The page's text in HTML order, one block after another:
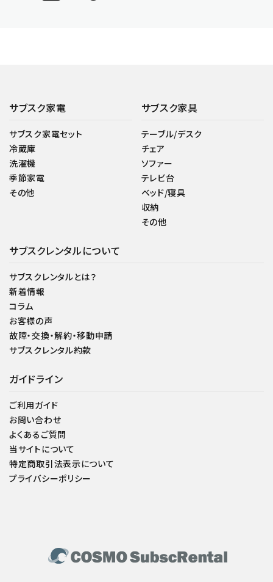
サブスク家電
サブスク家電セット
冷蔵庫
洗濯機
季節家電
その他
サブスク家具
テーブル/デスク
チェア
ソファー
テレビ台
ベッド/寝具
収納
その他
サブスクレンタルについて
サブスクレンタルとは？
新着情報
コラム
お客様の声
故障・交換・解約・移動申請
サブスクレンタル約款
ガイドライン
ご利用ガイド
お問い合わせ
よくあるご質問
当サイトについて
特定商取引法表示について
プライバシーポリシー